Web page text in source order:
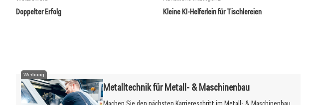
Doppelter Erfolg Kleine KI-Helferlein für Tischlereien
Werbung
Metalltechnik für Metall- & Maschinenbau